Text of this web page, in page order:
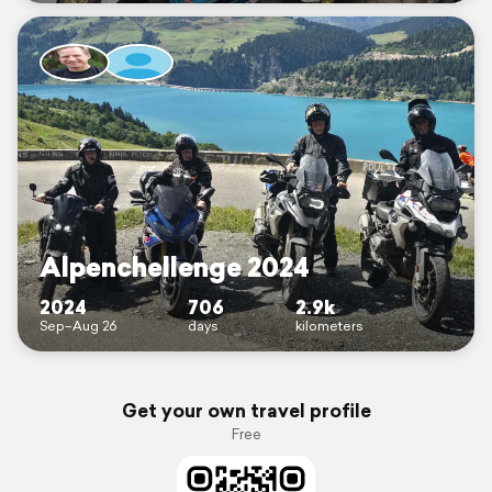
Alpenchellenge 2024
2024
Sep–Aug 26
706
days
2.9k
kilometers
Get your own travel profile
Free